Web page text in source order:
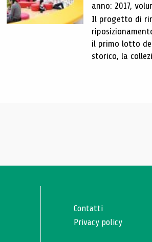
anno: 2017,
Il progetto di
il primo lotto
storico, la
Contatti
Privacy policy